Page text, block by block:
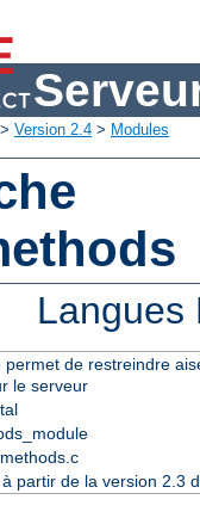
> Version 2.4 > Modules
permet de restreindre
le serveur
partir de la version 2.3